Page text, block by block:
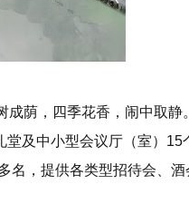
成荫，四季花香，闹中取静
及中小型会议厅（室）15
名，提供各类型招待会、酒